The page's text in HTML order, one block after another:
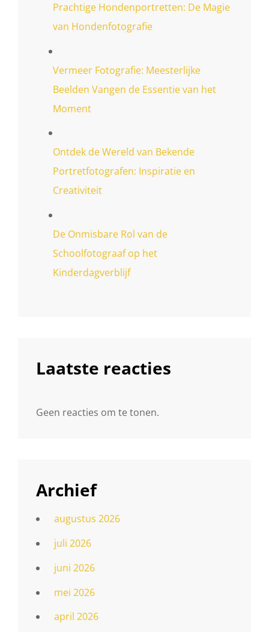
Prachtige Hondenportretten: De Magie
van Hondenfotografie
Vermeer Fotografie: Meesterlijke
Beelden Vangen de Essentie van het
Moment
Ontdek de Wereld van Bekende
Portretfotografen: Inspiratie en
Creativiteit
De Onmisbare Rol van de
Schoolfotograaf op het
Kinderdagverblijf
Laatste reacties
Geen reacties om te tonen.
Archief
augustus 2026
juli 2026
juni 2026
mei 2026
april 2026